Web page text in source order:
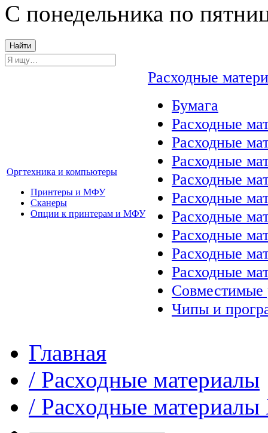
С понедельника по
Найти
Оргтехника и компьютеры
Принтеры и МФУ
Сканеры
Опции к принтерам и МФУ
Расходные
Бумага
Расходные
Расходные
Расходные
Расходные
Расходные
Расходные
Расходные
Расходные
Расходные
Совместимые
Чипы и
Главная
/ Расходные материалы
/ Расходные